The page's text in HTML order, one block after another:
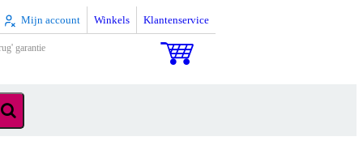
Mijn account Winkels Klantenservice
garantie